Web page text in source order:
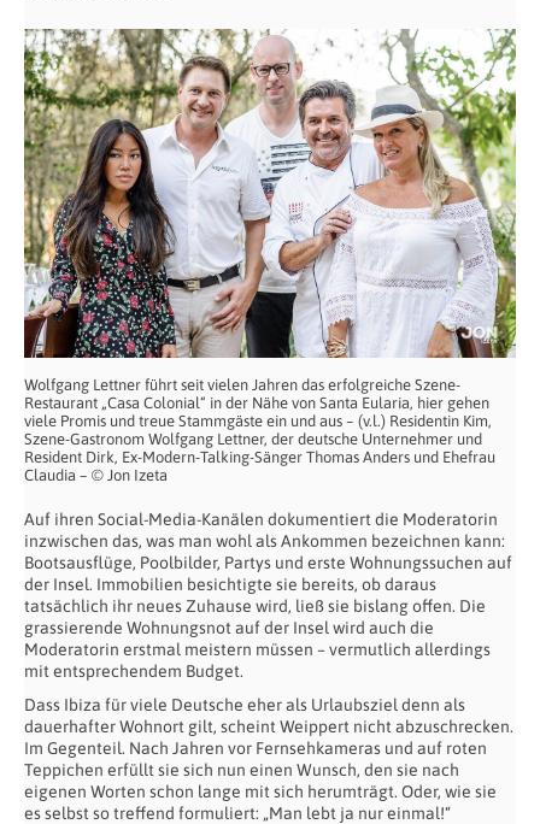
Wolfgang Lettner führt seit vielen Jahren das erfolgreiche Szene-
Restaurant „Casa Colonial“ in der Nähe von Santa Eularia, hier gehen
viele Promis und treue Stammgäste ein und aus – (v.l.) Residentin Kim,
Szene-Gastronom Wolfgang Lettner, der deutsche Unternehmer und
Resident Dirk, Ex-Modern-Talking-Sänger Thomas Anders und Ehefrau
Claudia – © Jon Izeta
Auf ihren Social-Media-Kanälen dokumentiert die Moderatorin
inzwischen das, was man wohl als Ankommen bezeichnen kann:
Bootsausflüge, Poolbilder, Partys und erste Wohnungssuchen auf
der Insel. Immobilien besichtigte sie bereits, ob daraus
tatsächlich ihr neues Zuhause wird, ließ sie bislang offen. Die
grassierende Wohnungsnot auf der Insel wird auch die
Moderatorin erstmal meistern müssen – vermutlich allerdings
mit entsprechendem Budget.
Dass Ibiza für viele Deutsche eher als Urlaubsziel denn als
dauerhafter Wohnort gilt, scheint Weippert nicht abzuschrecken.
Im Gegenteil. Nach Jahren vor Fernsehkameras und auf roten
Teppichen erfüllt sie sich nun einen Wunsch, den sie nach
eigenen Worten schon lange mit sich herumträgt. Oder, wie sie
es selbst so treffend formuliert: „Man lebt ja nur einmal!“